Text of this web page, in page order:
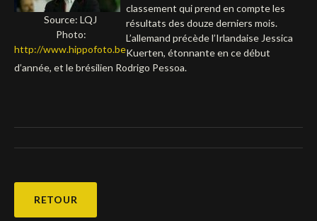
Contacts médias
English
Deutsch
Source: LQJ
Photo:
http://www.hippofoto.be
classement qui prend en compte les
résultats des douze derniers mois.
L’allemand précède l’Irlandaise Jessica
Kuerten, étonnante en ce début
d’année, et le brésilien Rodrigo Pessoa.
RETOUR